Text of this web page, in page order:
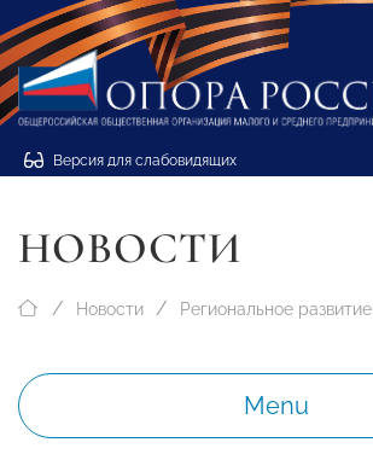
Версия для слабовидящих
НОВОСТИ
Новости Региональное развитие
Menu